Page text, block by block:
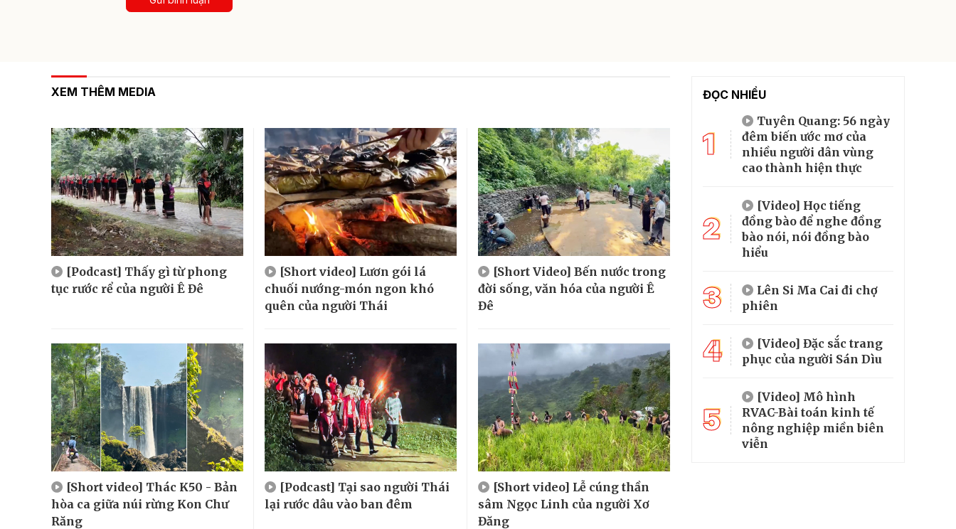
XEM THÊM MEDIA
[Podcast] Thấy gì từ phong
tục rước rể của người Ê Đê
[Short video] Lươn gói lá
chuối nướng-món ngon khó
quên của người Thái
[Short Video] Bến nước trong
đời sống, văn hóa của người Ê
Đê
[Short video] Thác K50 - Bản
hòa ca giữa núi rừng Kon Chư
Răng
[Podcast] Tại sao người Thái
lại rước dâu vào ban đêm
[Short video] Lễ cúng thần
sâm Ngọc Linh của người Xơ
Đăng
ĐỌC NHIỀU
1
Tuyên Quang: 56 ngày
đêm biến ước mơ của
nhiều người dân vùng
cao thành hiện thực
2
[Video] Học tiếng
đồng bào để nghe đồng
bào nói, nói đồng bào
hiểu
3
Lên Si Ma Cai đi chợ
phiên
4
[Video] Đặc sắc trang
phục của người Sán Dìu
5
[Video] Mô hình
RVAC-Bài toán kinh tế
nông nghiệp miền biên
viễn